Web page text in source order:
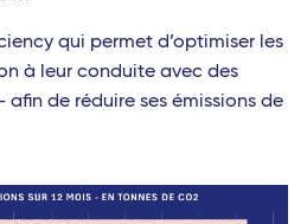
qui permet d’optimiser les
à leur conduite avec des
de réduire ses émissions de